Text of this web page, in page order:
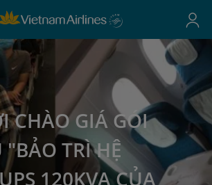
CHÀO GIÁ GÓI
"BẢO TRÌ HỆ
120KVA CỦA